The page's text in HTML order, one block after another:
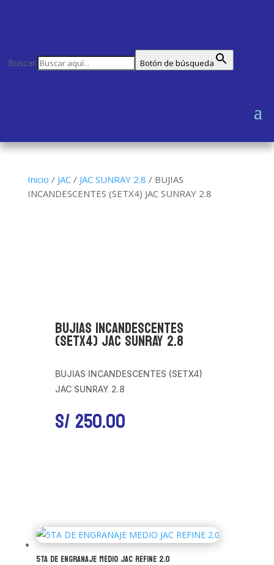
Buscar: Botón de búsqueda
Inicio / JAC/ JAC SUNRAY 2.8 / BUJIAS
INCANDESCENTES (SETX4) JAC SUNRAY 2.8
BUJIAS INCANDESCENTES
(SETX4) JAC SUNRAY 2.8
BUJIAS INCANDESCENTES (SETX4)
JAC SUNRAY 2.8
S/250.00
5TA DE ENGRANAJE MEDIO JAC REFINE 2.0